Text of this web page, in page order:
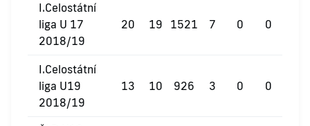
I.Celostátní
liga U 17
2018/19
20 19 1521 7 0 0
I.Celostátní
liga U19
2018/19
13 10 926 3 0 0